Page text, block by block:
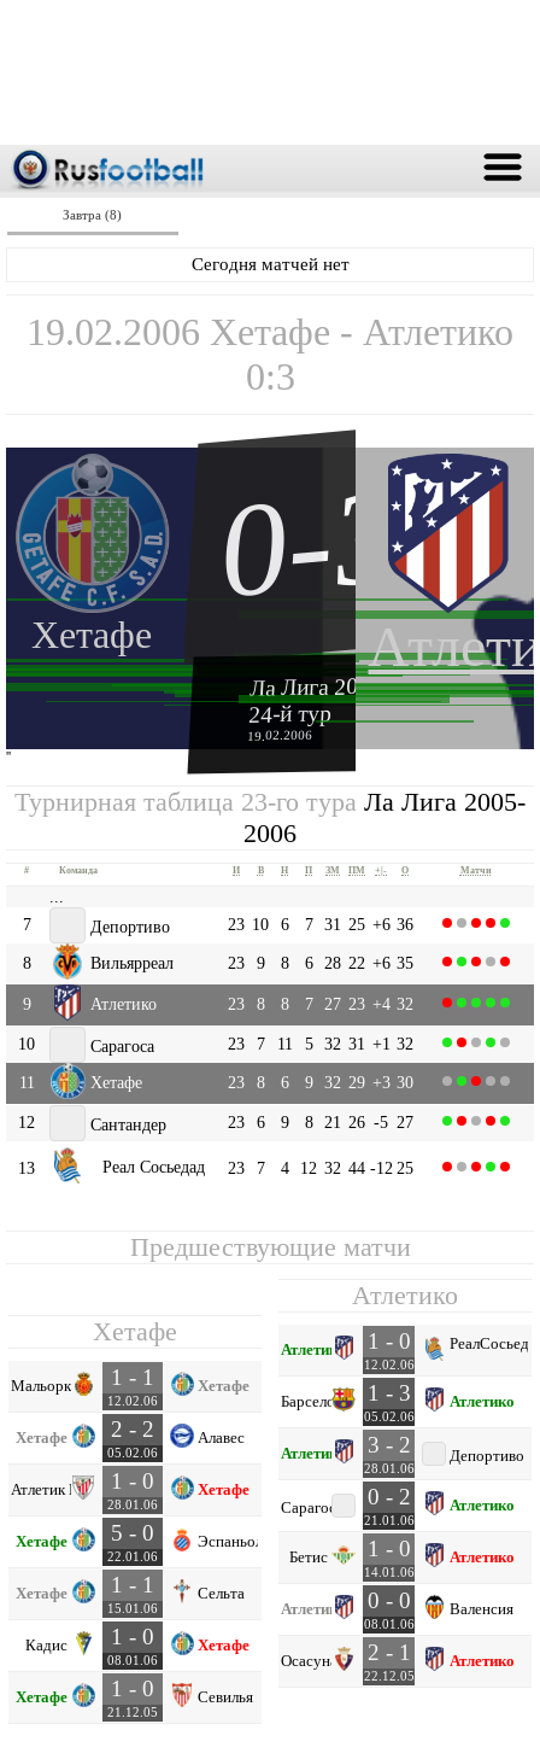
Завтра (8)
Сегодня матчей нет
19.02.2006 Хетафе - Атлетико
0:3
Хетафе
0-3
Ла Лига 2005-2006
24-й тур
19.02.2006
''
Турнирная таблица 23-го тура Ла Лига 2005-
2006
# Команда И В Н П ЗМ ПМ +|- О Матчи
7
Депортиво 23 10 6 7 31 25 +6 36
8
Вильярреал 23 9 8 6 28 22 +6 35
9 Атлетико 23 8 8 7 27 23 +4 32
10 Сарагоса 23 7 11 5 32 31 +1 32
11
Хетафе 23 8 6 9 32 29 +3 30
12 Сантандер 23 6 9 8 21 26 -5 27
13 Реал Сосьедад 23 7 4 12 32 44 -12 25
Предшествующие матчи
Хетафе
Мальорка 1 - 1
12.02.06
Хетафе
Хетафе 2 - 2
05.02.06
Алавес
Атлетик Б 1 - 0
28.01.06
Хетафе
Хетафе 5 - 0
22.01.06
Эспаньол
Хетафе 1 - 1
15.01.06
Сельта
Кадис 1 - 0
08.01.06
Хетафе
Хетафе 1 - 0
21.12.05
Севилья
Атлетико
Атлетико 1 - 0
12.02.06
Реал
Барселона 1 - 3
05.02.06
Атлетико
Атлетико 3 - 2
28.01.06
Депортиво
Сарагоса 0 - 2
21.01.06
Атлетико
Бетис 1 - 0
14.01.06
Атлетико
Атлетико 0 - 0
08.01.06
Валенсия
Осасуна 2 - 1
22.12.05
Атлетико